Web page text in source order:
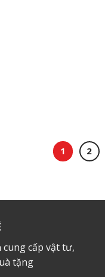
1 2
cấp vật tư,
tặng